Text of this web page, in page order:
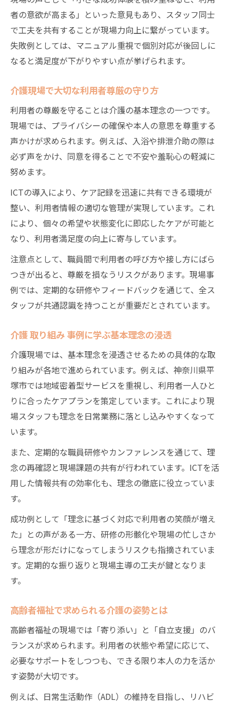
者の意欲が高まる」といった意見もあり、スタッフ同士
で工夫を共有することが現場力向上に繋がっています。
失敗例としては、マニュアル重視で個別対応が後回しに
なると満足度が下がりやすい点が挙げられます。
介護現場で大切な利用者尊厳の守り方
利用者の尊厳を守ることは介護の基本理念の一つです。
現場では、プライバシーの確保や本人の意思を尊重する
声かけが求められます。例えば、入浴や排泄介助の際は
必ず声をかけ、同意を得ることで不安や羞恥心の軽減に
努めます。
ICTの導入により、ケア記録を迅速に共有できる環境が
整い、利用者情報の適切な管理が実現しています。これ
により、個々の希望や状態変化に即応したケアが可能と
なり、利用者満足度の向上に寄与しています。
注意点として、職員間で利用者の呼び方や接し方にばら
つきが出ると、尊厳を損なうリスクがあります。現場事
例では、定期的な研修やフィードバックを通じて、全ス
タッフが共通認識を持つことが重要だとされています。
介護 取り組み 事例に学ぶ基本理念の浸透
介護現場では、基本理念を浸透させるための具体的な取
り組みが各地で進められています。例えば、神奈川県平
塚市では地域密着型サービスを重視し、利用者一人ひと
りに合ったケアプランを策定しています。これにより現
場スタッフも理念を日常業務に落とし込みやすくなって
います。
また、定期的な職員研修やカンファレンスを通じて、理
念の再確認と現場課題の共有が行われています。ICTを活
用した情報共有の効率化も、理念の徹底に役立っていま
す。
成功例として「理念に基づく対応で利用者の笑顔が増え
た」との声がある一方、研修の形骸化や現場の忙しさか
ら理念が形だけになってしまうリスクも指摘されていま
す。定期的な振り返りと現場主導の工夫が鍵となりま
す。
高齢者福祉で求められる介護の姿勢とは
高齢者福祉の現場では「寄り添い」と「自立支援」のバ
ランスが求められます。利用者の状態や希望に応じて、
必要なサポートをしつつも、できる限り本人の力を活か
す姿勢が大切です。
例えば、日常生活動作（ADL）の維持を目指し、リハビ